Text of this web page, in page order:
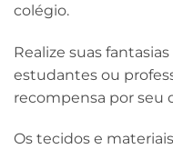
colégio.
Realize suas
estudantes ou
recompensa por seu
Os tecidos e